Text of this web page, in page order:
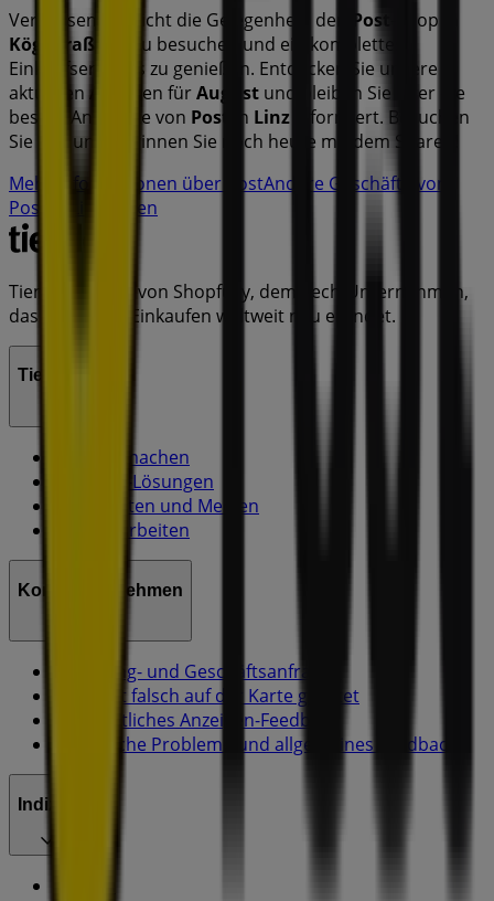
Verpassen Sie nicht die Gelegenheit, den
Post
-Shop in
Köglstraße 19
zu besuchen und ein komplettes
Einkaufserlebnis zu genießen. Entdecken Sie unsere
aktuellen Aktionen fürAugust und bleiben Sie über die
besten Angebote von Post in Linz informiert. Besuchen
Sie uns und beginnen Sie noch heute mit dem Sparen!
Mehr Informationen über PostAndere Geschäfte von
Post in Linz sehen
Tiendeo ist Teil von Shopfully, dem Tech-Unternehmen,
das das lokale Einkaufen weltweit neu erfindet.
Tiendeo
Was wir machen
Business-Lösungen
Nachrichten und Medien
Mit uns arbeiten
Kontakt aufnehmen
Marketing- und Geschäftsanfragen
Geschäft falsch auf der Karte geortet
Wöchentliches Anzeigen-Feedback
Technische Probleme und allgemeines Feedback
Indizes